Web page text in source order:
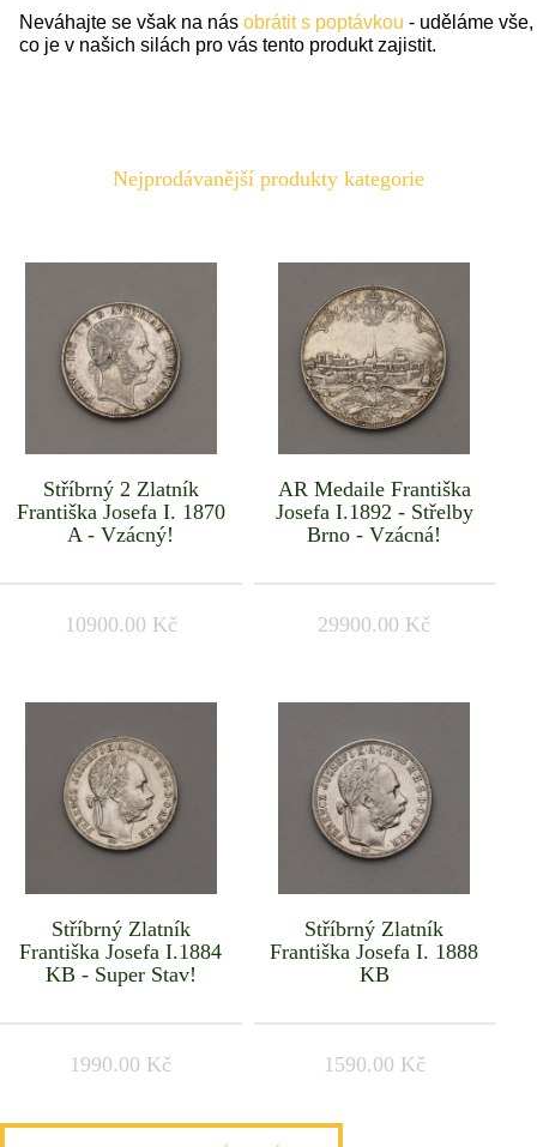
Neváhajte se však na nás obrátit s poptávkou - uděláme vše,
co je v našich silách pro vás tento produkt zajistit.
Nejprodávanější produkty kategorie
Stříbrný 2 Zlatník
Františka Josefa I. 1870
A - Vzácný!
10900.00 Kč
AR Medaile Františka
Josefa I.1892 - Střelby
Brno - Vzácná!
29900.00 Kč
Stříbrný Zlatník
Františka Josefa I.1884
KB - Super Stav!
1990.00 Kč
Stříbrný Zlatník
Františka Josefa I. 1888
KB
1590.00 Kč